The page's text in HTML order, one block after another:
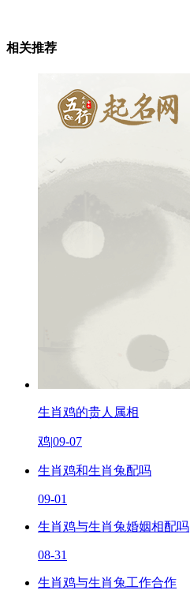
相关推荐
生肖鸡的贵人属相
鸡|09-07
生肖鸡和生肖兔配吗
09-01
生肖鸡与生肖兔婚姻相配吗
08-31
生肖鸡与生肖兔工作合作